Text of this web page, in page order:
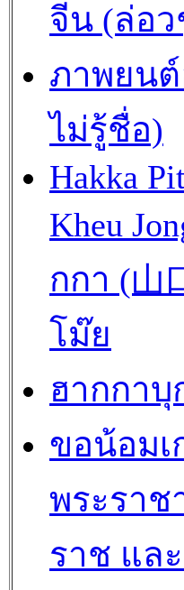
จีน (ล่อ
ภาพยนต์
ไม่รู้ชื่อ)
Hakka
Kheu
กกา (山
โม๊ย
ฮากกาบุ
ขอน้อมเ
พระราช
ราช แล